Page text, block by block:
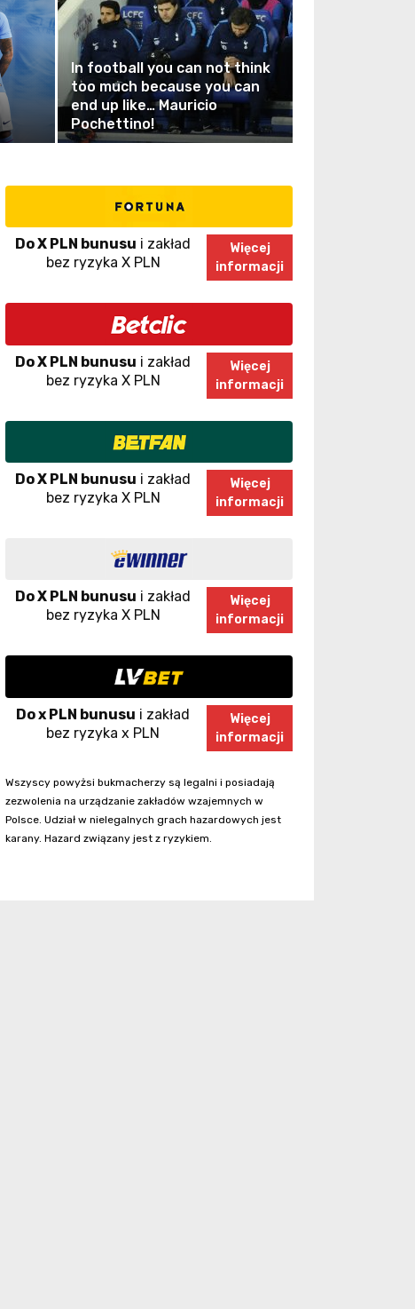
In football you can not think
too much because you can
end up like… Mauricio
Pochettino!
Do X PLN bunusu i zakład
bez ryzyka X PLN
Więcej
informacji
Do X PLN bunusu i zakład
bez ryzyka X PLN
Więcej
informacji
Do X PLN bunusu i zakład
bez ryzyka X PLN
Więcej
informacji
Do X PLN bunusu i zakład
bez ryzyka X PLN
Więcej
informacji
Do x PLN bunusu i zakład
bez ryzyka x PLN
Więcej
informacji
Wszyscy powyżsi bukmacherzy są legalni i posiadają
zezwolenia na urządzanie zakładów wzajemnych w
Polsce. Udział w nielegalnych grach hazardowych jest
karany. Hazard związany jest z ryzykiem.